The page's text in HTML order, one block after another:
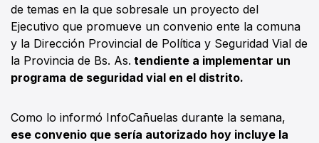
de temas en la que sobresale un proyecto del
Ejecutivo que promueve un convenio ente la comuna
y la Dirección Provincial de Política y Seguridad Vial de
la Provincia de Bs. As. tendiente a implementar un
programa de seguridad vial en el distrito.
Como lo informó InfoCañuelas durante la semana,
ese convenio que sería autorizado hoy incluye la